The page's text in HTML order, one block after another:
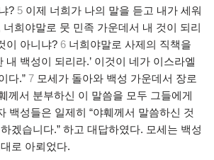
? 5 이제 너희가 나의 말을 듣고 내가 세워
희야말로 뭇 민족 가운데서 내 것이 되리
이 아니냐? 6 너희야말로 사제의 직책을
내 백성이 되리라.’ 이것이 네가 이스라엘
다.” 7 모세가 돌아와 백성 가운데서 장로
께서 분부하신 이 말씀을 모두 그들에게
백성들은 일제히 “야훼께서 말씀하신 것
겠습니다.” 하고 대답하였다. 모세는 백성
로 아뢰었다.